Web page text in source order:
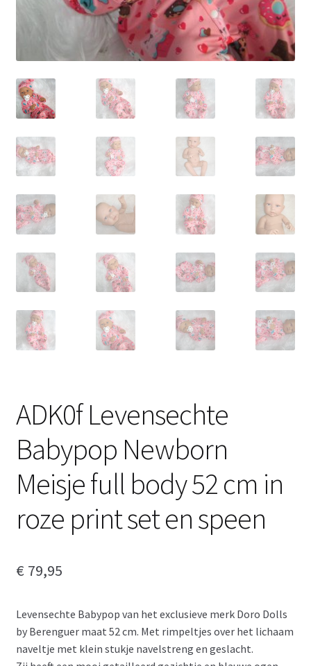
ADK0f Levensechte
Babypop Newborn
Meisje full body 52 cm in
roze print set en speen
€ 79,95
Levensechte Babypop van het exclusieve merk Doro Dolls
by Berenguer maat 52 cm. Met rimpeltjes over het lichaam
naveltje met klein stukje navelstreng en geslacht.